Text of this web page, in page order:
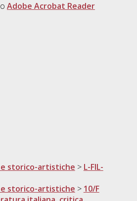
o Adobe Acrobat Reader
storico-artistiche > L-FIL-
storico-artistiche > 10/F